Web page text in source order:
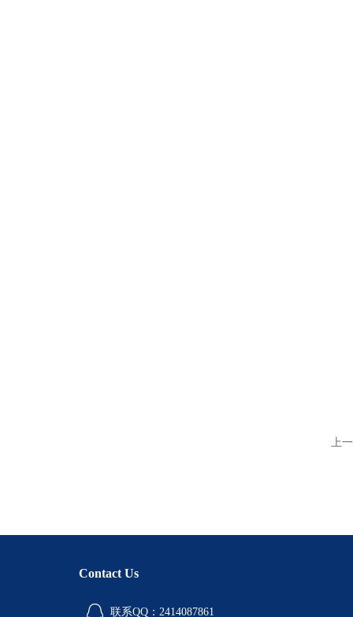
上
Contact Us
联系QQ：2414087861